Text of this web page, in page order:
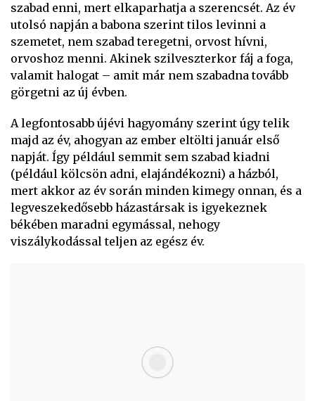
szabad enni, mert elkaparhatja a szerencsét. Az év
utolsó napján a babona szerint tilos levinni a
szemetet, nem szabad teregetni, orvost hívni,
orvoshoz menni. Akinek szilveszterkor fáj a foga,
valamit halogat – amit már nem szabadna tovább
görgetni az új évben.
A legfontosabb újévi hagyomány szerint úgy telik
majd az év, ahogyan az ember eltölti január első
napját. Így például semmit sem szabad kiadni
(például kölcsön adni, elajándékozni) a házból,
mert akkor az év során minden kimegy onnan, és a
legveszekedősebb házastársak is igyekeznek
békében maradni egymással, nehogy
viszálykodással teljen az egész év.